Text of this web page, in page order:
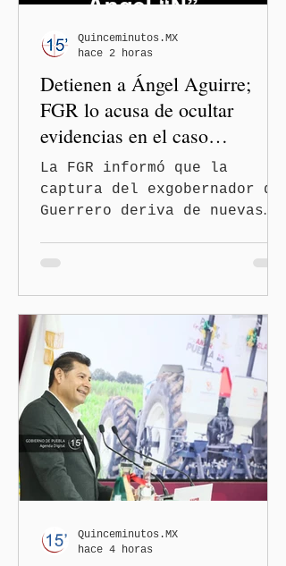
Detienen a Ángel Aguirre;
FGR lo acusa de ocultar
evidencias en el caso
Ayotzinapa
La FGR informó que la
captura del exgobernador de
Guerrero deriva de nuevas
México. (Quinceminutos.MX).
—La Fiscalía General de la
República (FGR) informó
este jueves la detención
del exgobernador de
Guerrero, Ángel "N", por su
presunta participación en
el ocultamiento de
evidencias relacionadas con
la desaparición de los 43
Normal Rural "Raúl Isidro
Burgos" de Ayotzinapa. A
Quinceminutos.MX
hace 2 horas
Quinceminutos.MX
hace 4 horas